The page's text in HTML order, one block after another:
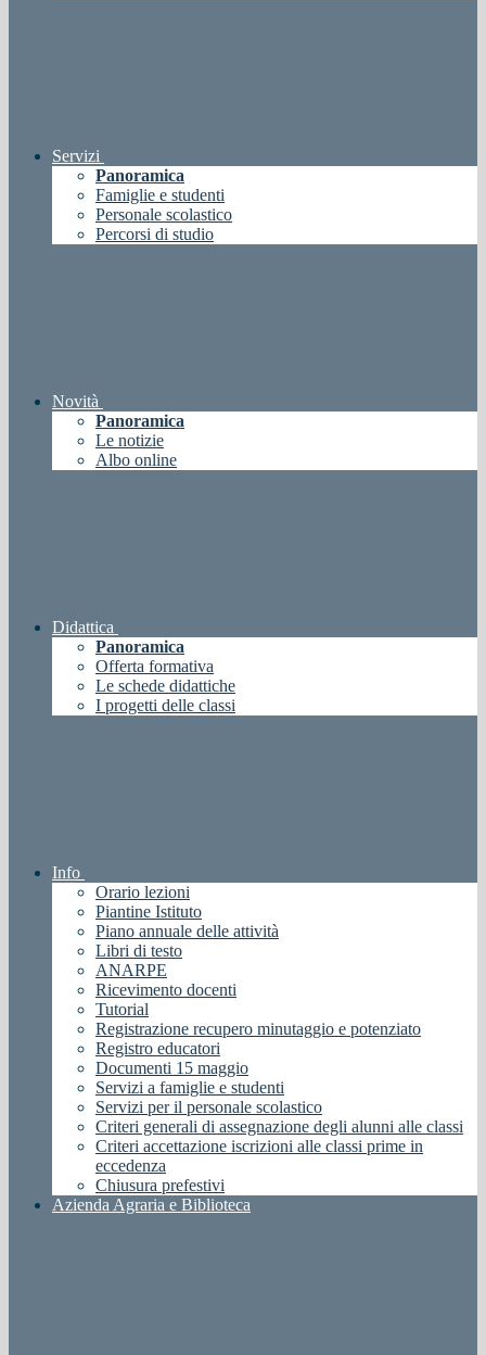
Servizi
Panoramica
Famiglie e studenti
Personale scolastico
Percorsi di studio
Novità
Panoramica
Le notizie
Albo online
Didattica
Panoramica
Offerta formativa
Le schede didattiche
I progetti delle classi
Info
Orario lezioni
Piantine Istituto
Piano annuale delle attività
Libri di testo
ANARPE
Ricevimento docenti
Tutorial
Registrazione recupero minutaggio e potenziato
Registro educatori
Documenti 15 maggio
Servizi a famiglie e studenti
Servizi per il personale scolastico
Criteri generali di assegnazione degli alunni alle classi
Criteri accettazione iscrizioni alle classi prime in
eccedenza
Chiusura prefestivi
Azienda Agraria e Biblioteca